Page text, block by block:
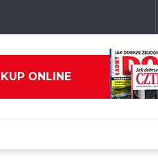
ONLINE